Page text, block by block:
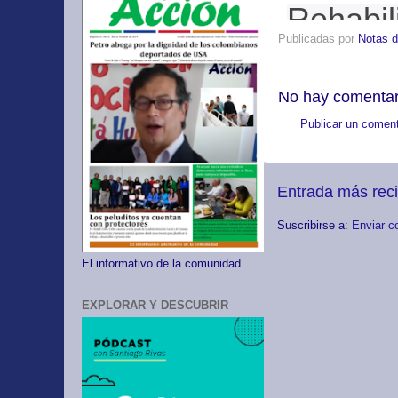
Publicadas por Notas
No hay
Publicar un
Entrada más
Suscribirse a: Enviar
El informativo de la comunidad
EXPLORAR Y DESCUBRIR